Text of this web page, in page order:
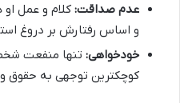
عدم صداقت: کلام و عمل
و اساس رفتارش بر دروغ
خودخواهی: تنها منفعت
کوچکترین توجهی به حقوق